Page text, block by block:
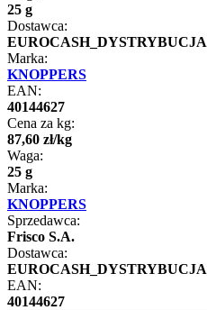
25 g
Dostawca:
EUROCASH_DYSTRYBUCJA
Marka:
KNOPPERS
EAN:
40144627
Cena za kg:
87,60 zł/kg
Waga:
25 g
Marka:
KNOPPERS
Sprzedawca:
Frisco S.A.
Dostawca:
EUROCASH_DYSTRYBUCJA
EAN:
40144627